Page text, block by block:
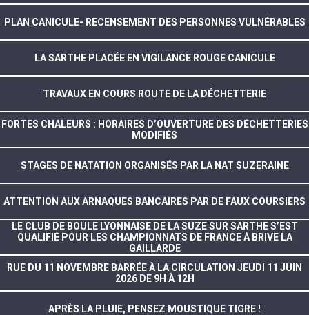
PLAN CANICULE- RECENSEMENT DES PERSONNES VULNÉRABLES
LA SARTHE PLACÉE EN VIGILANCE ROUGE CANICULE
TRAVAUX EN COURS ROUTE DE LA DÉCHETTERIE
FORTES CHALEURS : HORAIRES D’OUVERTURE DES DÉCHETTERIES
MODIFIÉS
STAGES DE NATATION ORGANISÉS PAR LA NAT SUZERAINE
ATTENTION AUX ARNAQUES BANCAIRES PAR DE FAUX COURSIERS
LE CLUB DE BOULE LYONNAISE DE LA SUZE SUR SARTHE S’EST
QUALIFIÉ POUR LES CHAMPIONNATS DE FRANCE À BRIVE LA
GAILLARDE
RUE DU 11 NOVEMBRE BARRÉE À LA CIRCULATION JEUDI 11 JUIN
2026 DE 9H À 12H
APRÈS LA PLUIE, PENSEZ MOUSTIQUE TIGRE !